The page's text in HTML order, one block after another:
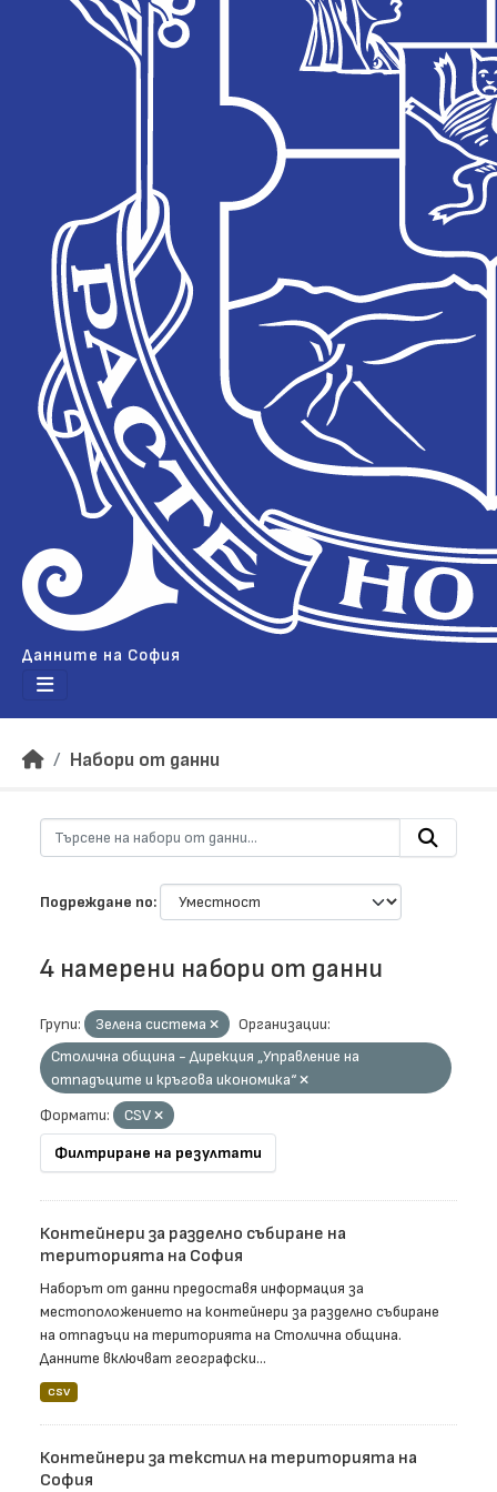
Данните на София
Набори от данни
Подреждане по
4 намерени набори от данни
Групи: Зелена система
Организации:
Столична община - Дирекция „Управление на
отпадъците и кръгова икономика“
Формати:
CSV
Филтриране на резултати
Контейнери за разделно събиране на
територията на София
Наборът от данни предоставя информация за
местоположението на контейнери за разделно събиране
на отпадъци на територията на Столична община.
Данните включват географски...
CSV
Контейнери за текстил на територията на
София